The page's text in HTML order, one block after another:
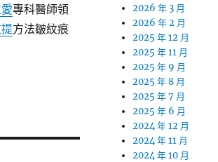
專科醫師領
方法皺紋痕
2026 年 3 月
2026 年 2 月
2025 年 12 月
2025 年 11 月
2025 年 9 月
2025 年 8 月
2025 年 7 月
2025 年 6 月
2024 年 12 月
2024 年 11 月
2024 年 10 月